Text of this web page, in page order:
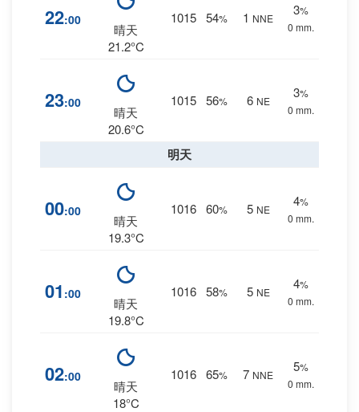
22:00
晴天
21.2°C
1015 54% 1 NNE
3%
0 mm.
23:00
晴天
20.6°C
1015 56% 6 NE
3%
0 mm.
明天
00:00
晴天
19.3°C
1016 60% 5 NE
4%
0 mm.
01 :00
晴天
19.8°C
1016 58% 5 NE
4%
0 mm.
02:00
晴天
18°C
1016 65% 7 NNE
5%
0 mm.